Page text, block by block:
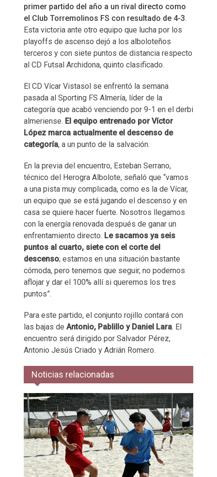
primer partido del año a un rival directo como
el Club Torremolinos FS con resultado de 4-3.
Esta victoria ante otro equipo que lucha por los
playoffs de ascenso dejó a los alboloteños
terceros y con siete puntos de distancia respecto
al CD Futsal Archidona, quinto clasificado.
El CD Vícar Vistasol se enfrentó la semana
pasada al Sporting FS Almería, líder de la
categoría que acabó venciendo por 9-1 en el derbi
almeriense. El equipo entrenado por Víctor
López marca actualmente el descenso de
categoría, a un punto de la salvación.
En la previa del encuentro, Esteban Serrano,
técnico del Herogra Albolote, señaló que “vamos
a una pista muy complicada, como es la de Vícar,
un equipo que se está jugando el descenso y en
casa se quiere hacer fuerte. Nosotros llegamos
con la energía renovada después de ganar un
enfrentamiento directo. Le sacamos ya seis
puntos al cuarto, siete con el corte del
descenso; estamos en una situación bastante
cómoda, pero tenemos que seguir, no podemos
aflojar y dar el 100% allí si queremos los tres
puntos”.
Para este partido, el conjunto rojillo contará con
las bajas de Antonio, Pablillo y Daniel Lara. El
encuentro será dirigido por Salvador Pérez,
Antonio Jesús Criado y Adrián Romero.
Noticias relacionadas